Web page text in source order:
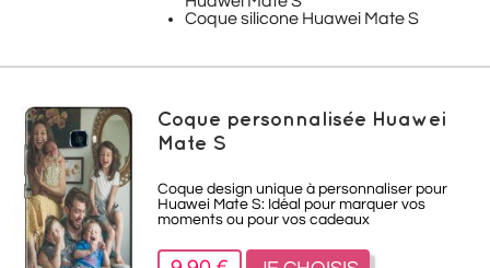
Coque silicone Huawei Mate S
Coque personnalisée Huawei
Mate S
Coque design unique à personnaliser pour
Huawei Mate S: Idéal pour marquer vos
moments ou pour vos cadeaux